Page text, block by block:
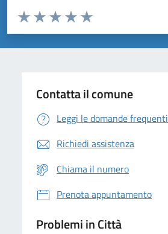
Domanda
Valuta da 1 a 5 stelle la pagina
Valuta 5 stelle su 5
Valuta 4 stelle su 5
Valuta 3 stelle su 5
Valuta 2 stelle su 5
Valuta 1 stelle su 5
Contatta il comune
Leggi le domande frequenti
Richiedi assistenza
Chiama il numero
Prenota appuntamento
Problemi in Città